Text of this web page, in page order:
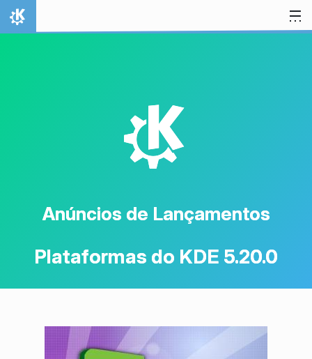
Ir para o conteúdo
Início
K
Anúncios de Lançamentos
Plataformas do KDE 5.20.0